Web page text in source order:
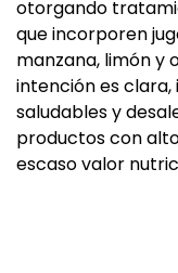
otorgando
que incorporen
manzana, limón y
intención es
saludables y
productos con
escaso valor